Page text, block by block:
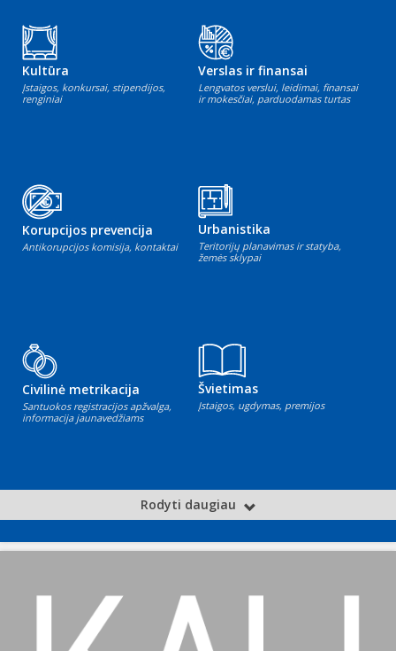
Kultūra
Įstaigos, konkursai, stipendijos,
renginiai
Verslas ir finansai
Lengvatos verslui, leidimai, finansai
ir mokesčiai, parduodamas turtas
Korupcijos prevencija
Antikorupcijos komisija, kontaktai
Urbanistika
Teritorijų planavimas ir statyba,
žemės sklypai
Civilinė metrikacija
Santuokos registracijos apžvalga,
informacija jaunavedžiams
Švietimas
Įstaigos, ugdymas, premijos
Rodyti daugiau